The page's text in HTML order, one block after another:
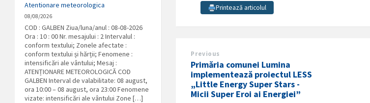
Printează articolul
Previous
Primăria comunei Lumina
implementează proiectul LESS
„Little Energy Super Stars -
Micii Super Eroi ai Energiei”
Atentionare meteorologica
08/08/2026
COD : GALBEN Ziua/luna/anul : 08-08-2026
Ora : 10 : 00 Nr. mesajului : 2 Intervalul :
conform textului; Zonele afectate :
conform textului și hărții; Fenomene :
intensificări ale vântului; Mesaj :
ATENȚIONARE METEOROLOGICĂ COD
GALBEN Interval de valabilitate: 08 august,
ora 10:00 – 08 august, ora 23:00 Fenomene
vizate: intensificări ale vântului Zone […]